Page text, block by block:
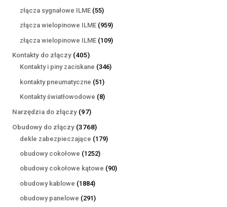
złącza sygnałowe ILME 5555
produktów
złącza wielopinowe ILME 959959
produktów
złącza wielopinowe ILME 109109
Kontakty do złączy 405405
produktów
Kontakty i piny zaciskane 346346
kontakty pneumatyczne 5151
produktów
Kontakty światłowodowe 88
Narzędzia do złączy 9797
produktów
Obudowy do złączy 37683768
produktów
dekle zabezpieczające 179179
obudowy cokołowe 12521252
produkty
obudowy cokołowe kątowe 9090
obudowy kablowe 18841884
produkty
obudowy panelowe 291291